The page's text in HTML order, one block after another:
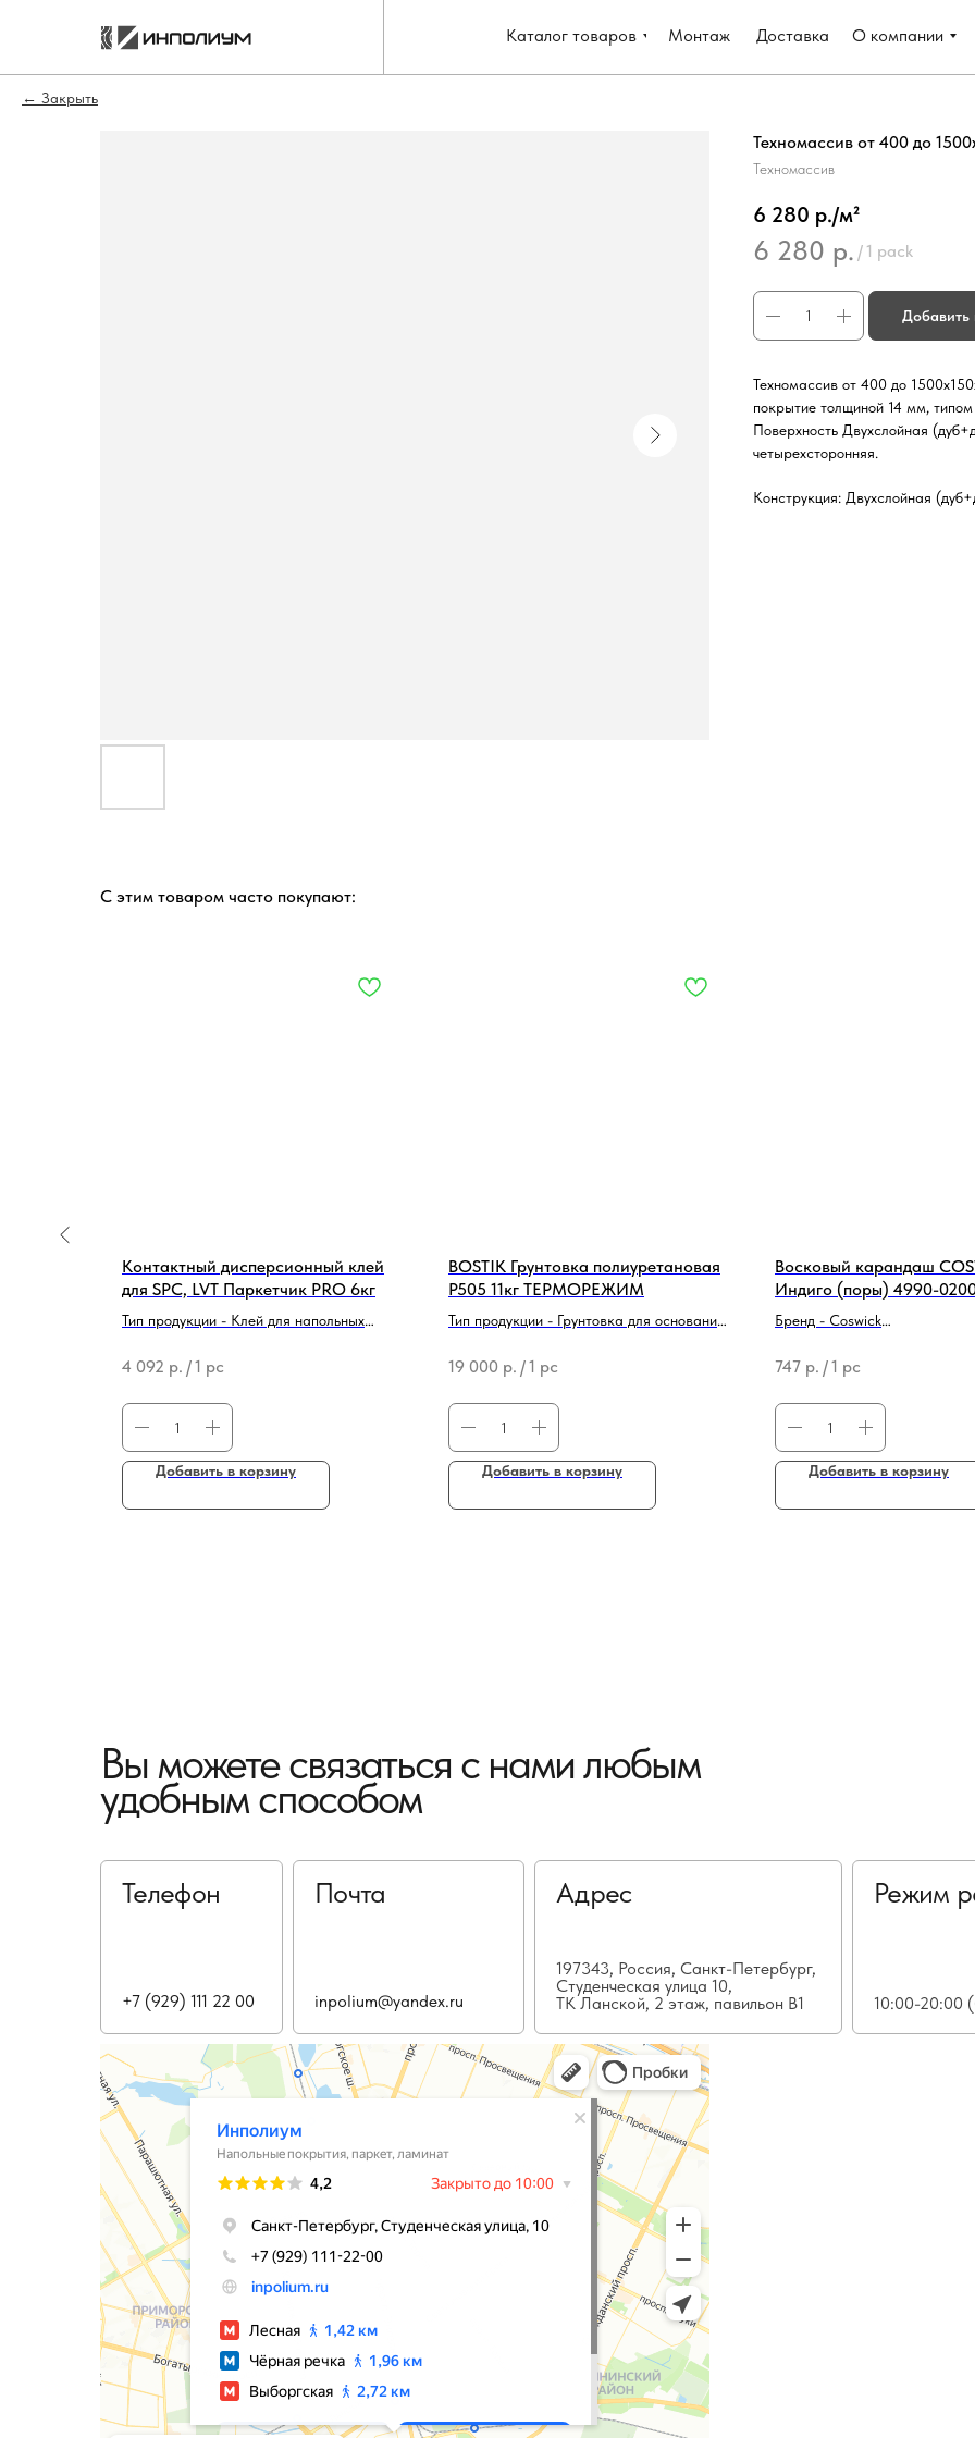
Каталог товаров Монтаж Доставка О компании
Закрыть
Техномассив от 400 до
Техномассив
6 280 р./м²
6 280 р. / 1 pack
Добавить
Техномассив от 400 до
покрытие толщиной 14 мм,
Поверхность Двухслойная
четырехсторонняя.
Конструкция: Двухслойная
С этим товаром часто покупают:
Контактный дисперсионный клей
для SPC, LVT Паркетчик PRO 6кг
Тип продукции - Клей для напольных
Бренд - Паркетчик PRO
4 092 р. /1 pc
Добавить в корзину
BOSTIK Грунтовка полиуретановая
P505 11кг ТЕРМОРЕЖИМ
Тип продукции - Грунтовка для оснований
19 000 р. /1 pc
Добавить в корзину
Восковый карандаш
Индиго (поры) 4990-
Бренд - Coswick
реставрации/ремонта
747 р. /1 pc
Добавить в корзину
Вы можете связаться с нами любым
удобным способом
Телефон Почта Адрес
197343, Россия, Санкт-Петербург,
Студенческая улица 10,
ТК Ланской, 2 этаж, павильон В1
Режим
10:00-20:00
+7 (929) 111 22 00 inpolium@yandex.ru